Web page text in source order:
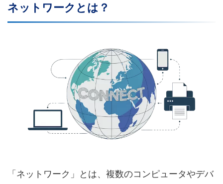
ネットワークとは？
「ネットワーク」とは、複数のコンピュータやデバ